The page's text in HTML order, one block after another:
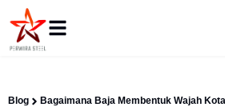
Blog Bagaimana Baja Membentuk Wajah